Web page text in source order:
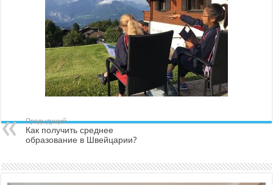
Предыдущий
Как получить среднее
образование в Швейцарии?